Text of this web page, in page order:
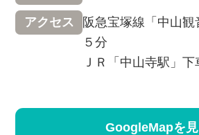
アクセス
阪急宝塚線「中山
５分
ＪＲ「中山寺駅」
GoogleMapを